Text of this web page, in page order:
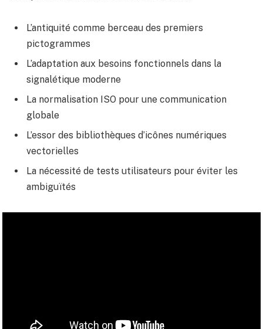
L’antiquité comme berceau des premiers
pictogrammes
L’adaptation aux besoins fonctionnels dans la
signalétique moderne
La normalisation ISO pour une communication
globale
L’essor des bibliothèques d’icônes numériques
vectorielles
La nécessité de tests utilisateurs pour éviter les
ambiguïtés